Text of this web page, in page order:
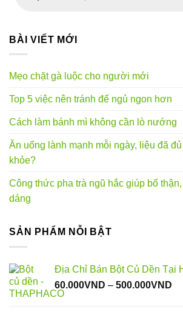
BÀI VIẾT MỚI
Mẹo chặt gà luộc cho người mới
Top 5 việc nên tránh để ngủ ngon hơn
Cách làm bánh mì không cần lò nướng
Ăn uống lành mạnh mỗi ngày, liệu đã
khỏe?
Công thức pha trà ngũ hắc giúp bổ
dáng
SẢN PHẨM NỖI BẬT
Địa Chỉ Bán Bột Củ Dền Tại
60.000VND – 500.000VND